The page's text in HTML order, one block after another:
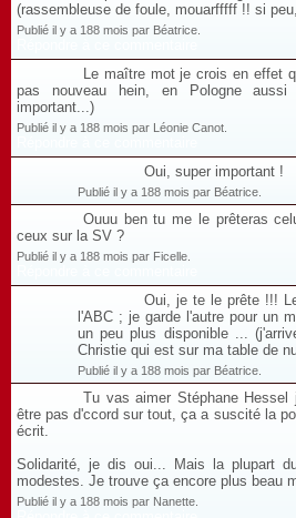
(rassembleuse de foule, mouarfffff !! si
Publié il y a 188 mois par Béatrice.
Le maître mot je crois en effet
pas nouveau hein, en Pologne
important...)
Publié il y a 188 mois par Léonie Canot.
Oui, super important !
Publié il y a 188 mois par Béatrice.
Ouuu ben tu me le prêteras
ceux sur la SV ?
Publié il y a 188 mois par Ficelle.
Oui, je te le prête !!!
l'ABC ; je garde l'autre pour un
un peu plus disponible ...
Christie qui est sur ma table de
Publié il y a 188 mois par Béatrice.
Tu vas aimer Stéphane
être pas d'ccord sur tout, ça a suscité la
écrit.
Solidarité, je dis oui... Mais la plupart
modestes. Je trouve ça encore plus beau
Publié il y a 188 mois par Nanette.